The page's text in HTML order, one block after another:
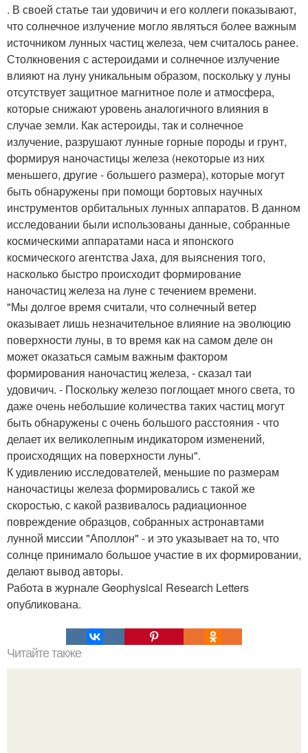
. В своей статье таи удовичич и его коллеги показывают,
что солнечное излучение могло являться более важным
источником лунных частиц железа, чем считалось ранее.
Столкновения с астероидами и солнечное излучение
влияют на луну уникальным образом, поскольку у луны
отсутствует защитное магнитное поле и атмосфера,
которые снижают уровень аналогичного влияния в
случае земли. Как астероиды, так и солнечное
излучение, разрушают лунные горные породы и грунт,
формируя наночастицы железа (некоторые из них
меньшего, другие - большего размера), которые могут
быть обнаружены при помощи бортовых научных
инструментов орбитальных лунных аппаратов. В данном
исследовании были использованы данные, собранные
космическими аппаратами наса и японского
космического агентства Jaxa, для выяснения того,
насколько быстро происходит формирование
наночастиц железа на луне с течением времени.
"Мы долгое время считали, что солнечный ветер
оказывает лишь незначительное влияние на эволюцию
поверхности луны, в то время как на самом деле он
может оказаться самым важным фактором
формирования наночастиц железа, - сказал таи
удовичич. - Поскольку железо поглощает много света, то
даже очень небольшие количества таких частиц могут
быть обнаружены с очень большого расстояния - что
делает их великолепным индикатором изменений,
происходящих на поверхности луны".
К удивлению исследователей, меньшие по размерам
наночастицы железа формировались с такой же
скоростью, с какой развивалось радиационное
повреждение образцов, собранных астронавтами
лунной миссии "Аполлон" - и это указывает на то, что
солнце принимало большое участие в их формировании,
делают вывод авторы.
Работа в журнале Geophysical Research Letters
опубликована.
Читайте также